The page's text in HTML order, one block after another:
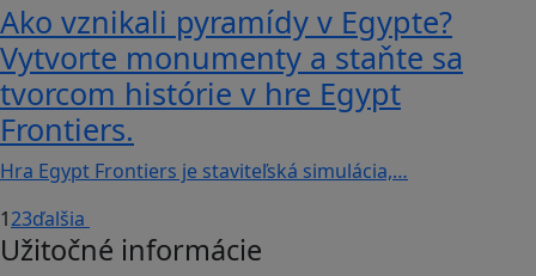
Ako vznikali pyramídy v Egypte?
Vytvorte monumenty a staňte sa
tvorcom histórie v hre Egypt
Frontiers.
Hra Egypt Frontiers je staviteľská simulácia,…
123ďalšia
Užitočné informácie